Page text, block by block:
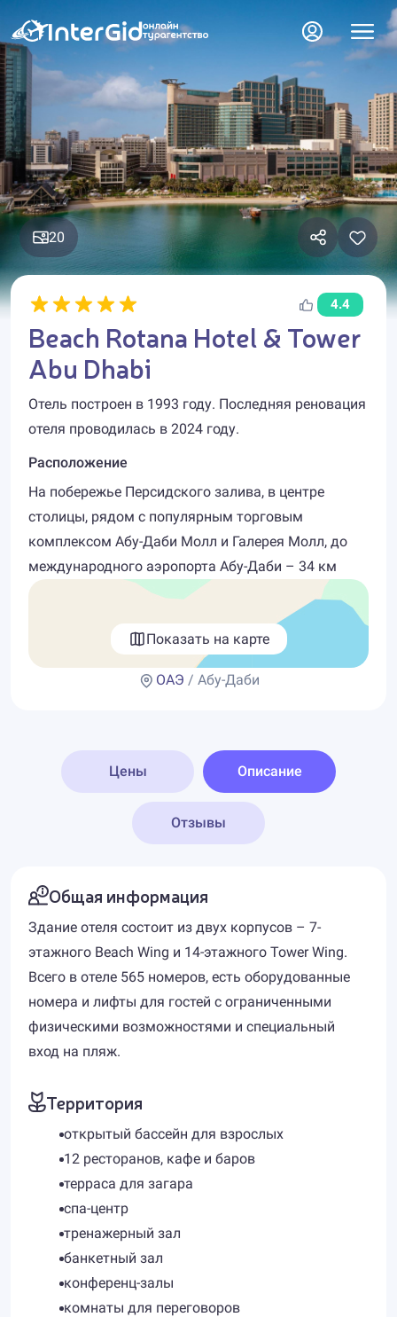
20
4.4
Beach Rotana Hotel & Tower
Abu Dhabi
Отель построен в 1993 году. Последняя реновация
отеля проводилась в 2024 году.
Расположение
На побережье Персидского залива, в центре
столицы, рядом с популярным торговым
комплексом Абу-Даби Молл и Галерея Молл, до
международного аэропорта Абу-Даби – 34 км
Показать на карте
ОАЭ / Абу-Даби
Цены Описание
Отзывы
Общая информация
Здание отеля состоит из двух корпусов – 7-
этажного Beach Wing и 14-этажного Tower Wing.
Всего в отеле 565 номеров, есть оборудованные
номера и лифты для гостей с ограниченными
физическими возможностями и специальный
вход на пляж.
Территория
открытый бассейн для взрослых
12 ресторанов, кафе и баров
терраса для загара
спа-центр
тренажерный зал
банкетный зал
конференц-залы
комнаты для переговоров